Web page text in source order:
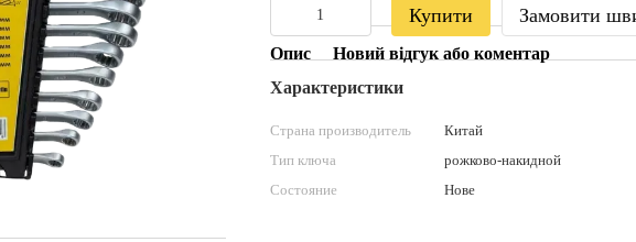
Купити Замовити
Опис
Новий відгук або коментар
Характеристики
Страна производитель
Китай
Тип ключа
рожково-накидной
Состояние
Нове